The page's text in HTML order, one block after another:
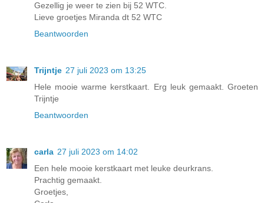
Gezellig je weer te zien bij 52 WTC.
Lieve groetjes Miranda dt 52 WTC
Beantwoorden
Trijntje 27 juli 2023 om 13:25
Hele mooie warme kerstkaart. Erg leuk gemaakt. Groeten
Trijntje
Beantwoorden
carla 27 juli 2023 om 14:02
Een hele mooie kerstkaart met leuke deurkrans.
Prachtig gemaakt.
Groetjes,